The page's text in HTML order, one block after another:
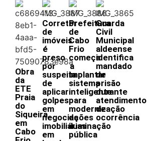
Obra
da
ETE
Praia
do
Siqueira,
em
Cabo
Corretor
de
imóveis
é
preso
por
suspeita
de
aplicar
golpes
em
negociações
imobiliárias
em
Prefeitura
de
Cabo
Frio
começa
a
implantar
sistema
inteligente
para
modernização
da
iluminação
pública
Guarda
Civil
Municipal
aldeense
identifica
mandado
de
prisão
durante
atendimento
de
ocorrência